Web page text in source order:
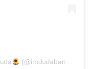
(@imdudabarreto)